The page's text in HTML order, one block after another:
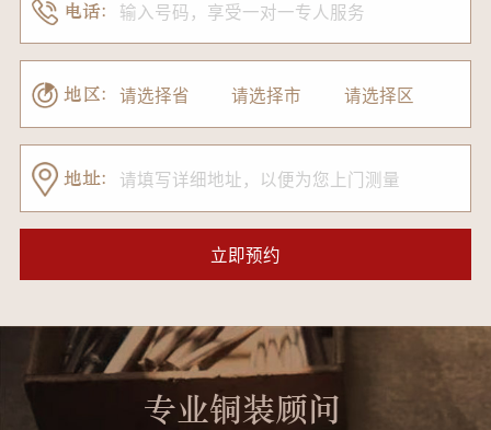
电话:
地区:
地址:
专业铜装顾问